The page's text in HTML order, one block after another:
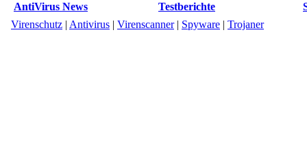
AntiVirus News Testberichte
Virenschutz | Antivirus | Virenscanner| Spyware | Trojaner